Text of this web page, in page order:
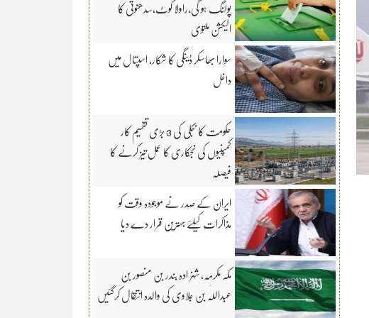
پولنگ ہو گی،راولا کوٹ،سدھنوتی کا
الیکشن ملتوی
سوارا بھاسکر ڈینگی کا شکار، اسپتال میں
داخل
حکومت کا بجلی کی 3 بڑی تقسیم کار
کمپنیوں کی نجکاری کا عمل تیز کرنے کا
فیصلہ
ایران کے صدر نے موجودہ وقت کو
مذاکرات کیلئے بہترین قرار دے دیا
مکہ مکرمہ، شہزادہ بندر بن منصور بن
عبداللّٰہ بن جلاوی کی والدہ انتقال کرگئیں